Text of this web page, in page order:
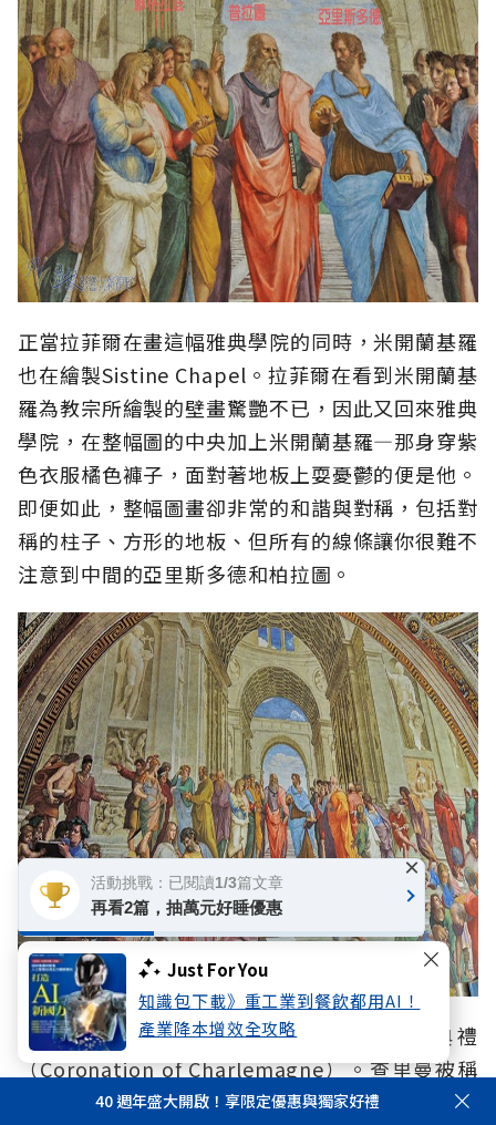
Just For You
知識包下載》重工業到餐飲都用AI！
產業降本增效全攻略
正當拉菲爾在畫這幅雅典學院的同時，米開蘭基羅
也在繪製Sistine Chapel。拉菲爾在看到米開蘭基
羅為教宗所繪製的壁畫驚艷不已，因此又回來雅典
學院，在整幅圖的中央加上米開蘭基羅—那身穿紫
色衣服橘色褲子，面對著地板上耍憂鬱的便是他。
即便如此，整幅圖畫卻非常的和諧與對稱，包括對
稱的柱子、方形的地板、但所有的線條讓你很難不
注意到中間的亞里斯多德和柏拉圖。
另一間拉菲爾房則是展示查里曼的加冕典禮
（Coronation of Charlemagne）。查里曼被稱
之為＂歐洲之父＂，身為中世紀的霸主，既羅馬帝
40 週年盛大開啟！享限定優惠與獨家好禮
活動挑戰：已閱讀1/3篇文章
再看2篇，抽萬元好睡優惠
×